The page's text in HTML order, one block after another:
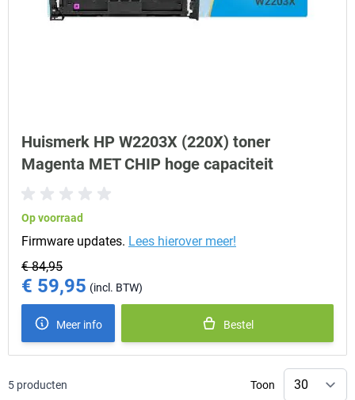
Huismerk HP W2203X (220X) toner
Magenta MET CHIP hoge capaciteit
Op voorraad
Firmware updates. Lees hierover meer!
€ 84,95
Special Price
€ 59,95
Meer info Bestel
5 producten Toon